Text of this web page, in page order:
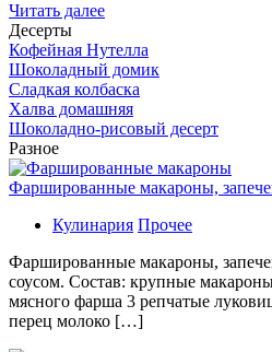
Читать далее
Десерты
Кофейная Нутелла
Шоколадный домик
Сладкая колбаска
Халва домашняя
Шоколадно-рисовый десерт
Разное
Фаршированные макароны,
Кулинария Прочее
Фаршированные макароны,
соусом. Состав: крупные
мясного фарша 3 репчатые
перец молоко […]